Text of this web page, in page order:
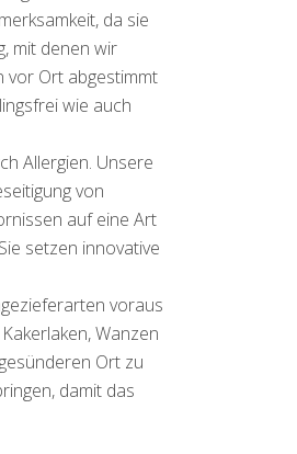
da sie
mit denen wir
vor Ort abgestimmt
wie auch
Allergien. Unsere
von
auf eine Art
setzen innovative
voraus
Wanzen
Ort zu
damit das